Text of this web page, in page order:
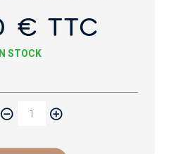
€ TTC
STOCK